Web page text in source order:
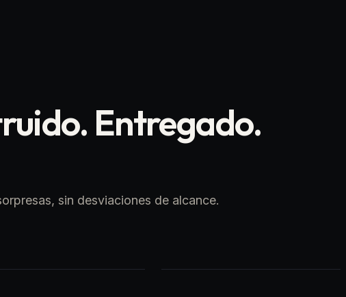
Entregado.
sin desviaciones de alcance.